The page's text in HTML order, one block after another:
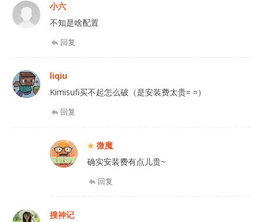
小六
不知是啥配置
回复
liqiu
Kimisufi买不起怎么破（是安装费太贵= =）
回复
微魔
确实安装费有点儿贵~
回复
搜神记